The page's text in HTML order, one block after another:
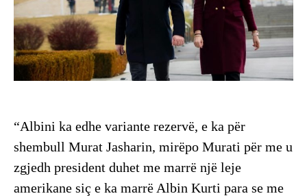
“Albini ka edhe variante rezervë, e ka për
shembull Murat Jasharin, mirëpo Murati për me u
zgjedh president duhet me marrë një leje
amerikane siç e ka marrë Albin Kurti para se me